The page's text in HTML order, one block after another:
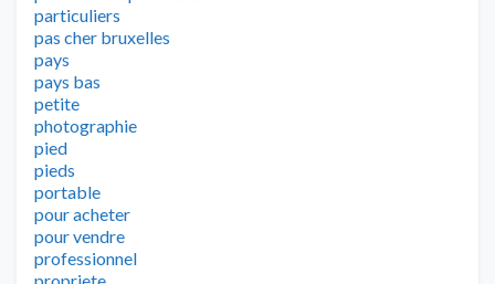
particuliers
pas cher bruxelles
pays
pays bas
petite
photographie
pied
pieds
portable
pour acheter
pour vendre
professionnel